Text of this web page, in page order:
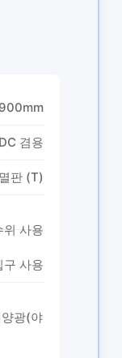
겸용
판 (T)
사용
구 사용
광(야